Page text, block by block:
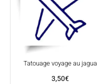
Tatouage voyage au jagua
3,50€